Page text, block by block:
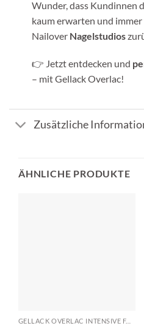
Wunder, dass Kundinnen
kaum erwarten und
Nailover Nagelstudios
👉 Jetzt entdecken und
– mit Gellack Overlac!
Zusätzliche
ÄHNLICHE PRODUKTE
GELLACK OVERLAC INTENSIVE FARBEN, PERFEKTE DECKKRAFT